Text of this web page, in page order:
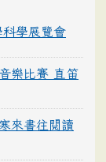
學展覽會
樂比賽 直笛
來書往閱讀